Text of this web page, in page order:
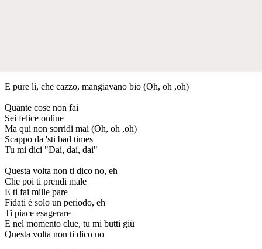
E pure lì, che cazzo, mangiavano bio (Oh, oh ,oh)
Quante cose non fai
Sei felice online
Ma qui non sorridi mai (Oh, oh ,oh)
Scappo da 'sti bad times
Tu mi dici "Dai, dai, dai"
Questa volta non ti dico no, eh
Che poi ti prendi male
E ti fai mille pare
Fidati è solo un periodo, eh
Ti piace esagerare
E nel momento clue, tu mi butti giù
Questa volta non ti dico no